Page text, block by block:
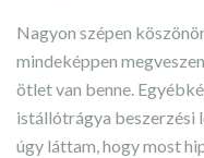
Nagyon szépen
mindeképpen
ötlet van benne.
istállótrágya beszerzési
úgy láttam, hogy most